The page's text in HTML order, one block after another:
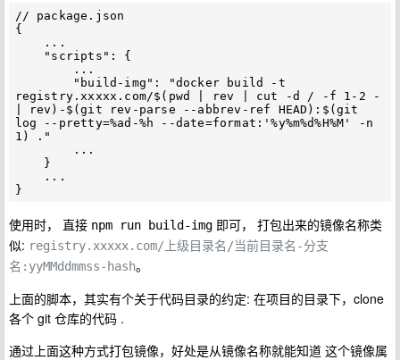
// package.json
{
registry.xxxxx.com/$(pwd | rev | cut -d / -f 1-2 -
| rev)-$(git rev-parse --abbrev-ref HEAD):$(git
log --pretty=%ad-%h --date=format:'%y%m%d%H%M' -n
1) ."
使用时， 直接 npm run build-img 即可， 打包出来的镜像名称类
似: registry.xxxxx.com/上级目录名/当前目录名-分支
名:yyMMddmmss-hash。
上面的脚本，其实有个关于代码目录的约定: 在项目的目录下，clone
各个 git 仓库的代码 .
通过上面这种方式打包镜像，好处是从镜像名称就能知道 这个镜像属